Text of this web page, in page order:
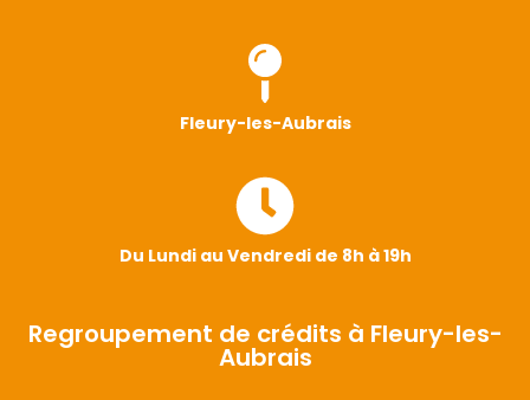
Fleury-les-Aubrais
Du Lundi au Vendredi de 8h à 19h
Regroupement de crédits à Fleury-les-
Aubrais